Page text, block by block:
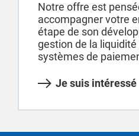
Notre offre est
accompagner votre
étape de son
gestion de la liquidité
systèmes de
Je suis intéressé